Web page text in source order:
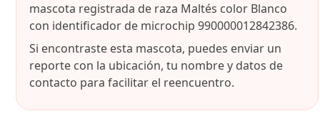
mascota registrada de raza Maltés color Blanco
con identificador de microchip 990000012842386.
Si encontraste esta mascota, puedes enviar un
reporte con la ubicación, tu nombre y datos de
contacto para facilitar el reencuentro.